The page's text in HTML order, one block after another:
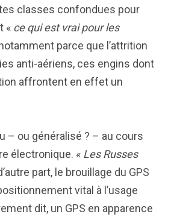
classes confondues pour
« ce qui est vrai pour les
parce que l’attrition
anti-aériens, ces engins dont
affrontent en effet un
– ou généralisé ? – au cours
électronique. « Les Russes
part, le brouillage du GPS
vital à l’usage
dit, un GPS en apparence